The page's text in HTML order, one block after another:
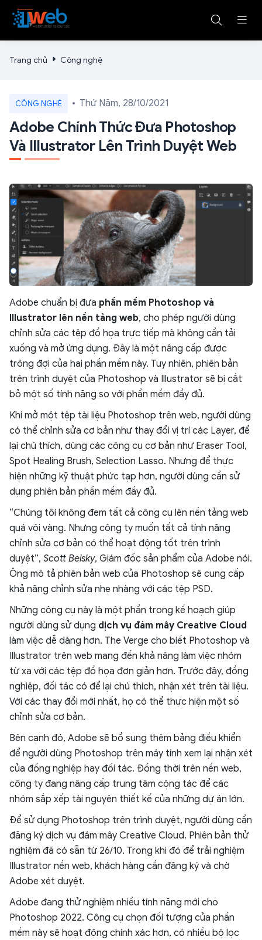
Trang chủ Công nghệ
CÔNG NGHỆ Thứ Năm, 28/10/2021
Adobe Chính Thức Đưa Photoshop
Và Illustrator Lên Trình Duyệt Web
Adobe chuẩn bị đưa phần mềm Photoshop và
Illustrator lên nền tảng web, cho phép người dùng
chỉnh sửa các tệp đồ họa trực tiếp mà không cần tải
xuống và mở ứng dụng. Đây là một nâng cấp được
trông đợi của hai phần mềm này. Tuy nhiên, phiên bản
trên trình duyệt của Photoshop và Illustrator sẽ bị cắt
bỏ một số tính năng so với phần mềm đầy đủ.
Khi mở một tệp tài liệu Photoshop trên web, người dùng
có thể chỉnh sửa cơ bản như thay đổi vị trí các Layer, để
lại chú thích, dùng các công cụ cơ bản như Eraser Tool,
Spot Healing Brush, Selection Lasso. Nhưng để thực
hiện những kỹ thuật phức tạp hơn, người dùng cần sử
dụng phiên bản phần mềm đầy đủ.
“Chúng tôi không đem tất cả công cụ lên nền tảng web
quá vội vàng. Nhưng công ty muốn tất cả tính năng
chỉnh sửa cơ bản có thể hoạt động tốt trên trình
duyệt”, Scott Belsky, Giám đốc sản phẩm của Adobe nói.
Ông mô tả phiên bản web của Photoshop sẽ cung cấp
khả năng chỉnh sửa nhẹ nhàng với các tệp PSD.
Những công cụ này là một phần trong kế hoạch giúp
người dùng sử dụng dịch vụ đám mây Creative Cloud
làm việc dễ dàng hơn. The Verge cho biết Photoshop và
Illustrator trên web mang đến khả năng làm việc nhóm
từ xa với các tệp đồ họa đơn giản hơn. Trước đây, đồng
nghiệp, đối tác có để lại chú thích, nhận xét trên tài liệu.
Với các thay đổi mới nhất, họ có thể thực hiện một số
chỉnh sửa cơ bản.
Bên cạnh đó, Adobe sẽ bổ sung thêm bảng điều khiển
để người dùng Photoshop trên máy tính xem lại nhận xét
của đồng nghiệp hay đối tác. Đồng thời trên nền web,
công ty đang nâng cấp trung tâm cộng tác để các
nhóm sắp xếp tài nguyên thiết kế của những dự án lớn.
Để sử dụng Photoshop trên trình duyệt, người dùng cần
đăng ký dịch vụ đám mây Creative Cloud. Phiên bản thử
nghiệm đã có sẵn từ 26/10. Trong khi đó để trải nghiệm
Illustrator nền web, khách hàng cần đăng ký và chờ
Adobe xét duyệt.
Adobe đang thử nghiệm nhiều tính năng mới cho
Photoshop 2022. Công cụ chọn đối tượng của phần
mềm này sẽ hoạt động chính xác hơn, có nhiều bộ lọc